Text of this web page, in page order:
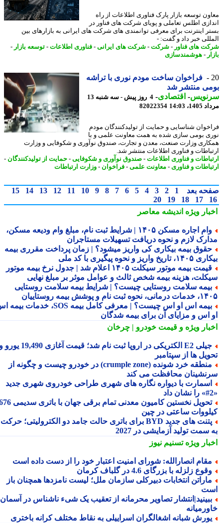
توسعه بازار پارک فناوری اطلاعات از راه
اطلس تعاملی و پویای شرکت های فناور در
اینترنت برای معرفی توانمندی های شرکت های ایرانی به بازارهای بین
خبر داد و گفت: -
های فناور-شرکت-شرکت های ایرانی- فناوری اطلاعات-توسعه بازار -
- هوشمندسازی
فراخوان ساخت مودم نوری با تراشه
منتشر شد
-اقتصادی-
4 روز پیش - سه شنبه 13
14:03
82022354
شناسایی و حمایت از تولیدکنندگان مودم
بومی سازی شده به همت معاونت علمی و با
وزارت صنعت، معدن و تجارت، صندوق نوآوری و شکوفایی و وزارت
و فناوری اطلاعات منتشر شد.
و فناوری اطلاعات-صندوق نوآوری و شکوفایی-حمایت از تولیدکنندگان-
و فناوری- معاونت علمی-فراخوان- وزارت ارتباطات
بعد 1
2
3
4
5
6
7
8
9
10
11
12
13
14
15
17
18
19
20
ویژهاندیشه معاصر
وام اجاره مسکن ۱۴۰۵ | شرایط ثبت نام، مبلغ وام ودیعه مسکن،
لازم و نحوه دریافت تسهیلات مستاجران
بیمه بیکاری کی واریز میشود؟ | زمان پرداخت مقرری بیمه
واریز و نحوه پیگیری با کد ملی
قیمت بیمه موتور سیکلت ۱۴۰۵ اعلام شد | جدول نرخ بیمه موتور
هزینه بیمه شخص ثالث و عوامل موثر بر مبلغ نهایی
سلامت روستایی چیست؟ | شرایط بیمه سلامت روستایی
نام و پوشش بیمه روستاییان
بیمه اس او اس چیست؟ | معرفی کامل بیمه SOS، خدمات بیمه اس
اس و مزایای آن برای بیمه شدگان
ویژهو قیمت خودرو | چرخان
جیلی E2 الکتریکی در اروپا ثبت نام شد؛ قیمت آغازی 19,490 یورو و
ها از سپتامبر
منطقه خرد شونده (crumple zone) در خودرو چیست و چگونه از
محافظت می کند
با دیواره نگاره های شهری طراحی خودروی شهری جدید
تحویل نخستین کامیون معدنی تمام برقی جهان با باتری سدیمی 676
ساعتی در چین
پتنت های جدید BYD برای باتری حالت جامد دو الکترولیتی؛ حرکت
سمت تولید آزمایشی در 2027
ویژهتسنیم نیوز
انصارالله: شورای امنیت اعتبار خود را از دست داده است
زلزله با بزرگای 4.6 در گلباف کرمان
انتخابات دبیرکلی سازمان ملل؛ لیست نامزدها همچنان باز
تصاویر محرمانه از تعقیب یک شیء ناشناس در آسمان
شبانه اشغالگران اسراییلی به نقاط مختلف کرانه باختری